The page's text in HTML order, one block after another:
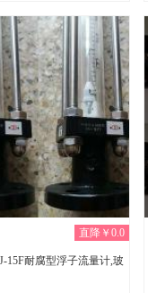
(0)
直降￥0.0
15F耐腐型浮子流量计,玻